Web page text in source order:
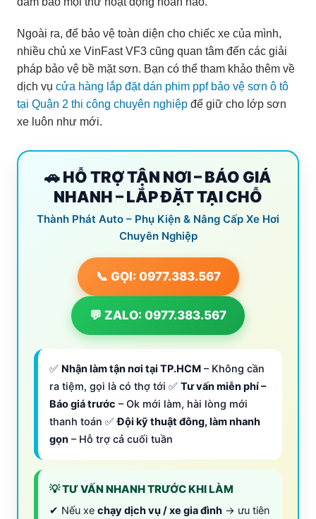
Ngoài ra, để bảo vệ toàn diện cho chiếc xe của mình,
nhiều chủ xe VinFast VF3 cũng quan tâm đến các giải
pháp bảo vệ bề mặt sơn. Bạn có thể tham khảo thêm về
dịch vụ cửa hàng lắp đặt dán phim ppf bảo vệ sơn ô tô
tại Quận 2 thi công chuyên nghiệp để giữ cho lớp sơn
xe luôn như mới.
🚗 HỖ TRỢ TẬN NƠI – BÁO GIÁ
NHANH – LẮP ĐẶT TẠI CHỖ
Thành Phát Auto – Phụ Kiện & Nâng Cấp Xe Hơi
Chuyên Nghiệp
📞 GỌI: 0977.383.567
💬 ZALO: 0977.383.567
✅ Nhận làm tận nơi tại TP.HCM – Không cần
ra tiệm, gọi là có thợ tới ✅ Tư vấn miễn phí –
Báo giá trước – Ok mới làm, hài lòng mới
thanh toán ✅Đội kỹ thuật đông, làm nhanh
gọn – Hỗ trợ cả cuối tuần
💡 TƯ VẤN NHANH TRƯỚC KHI LÀM
✔ Nếu xe chạy dịch vụ / xe gia đình → ưu tiên